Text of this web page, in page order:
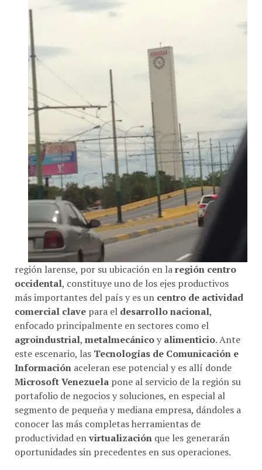
región larense, por su ubicación en laregión centro
occidental, constituye uno de los ejes productivos
más importantes del país y es un centro de actividad
comercial clave para el desarrollo nacional,
enfocado principalmente en sectores como el
agroindustrial, metalmecánicoy alimenticio. Ante
este escenario, las Tecnologías de Comunicación e
Información aceleran ese potencial y es allí donde
Microsoft Venezuela pone al servicio de la región su
portafolio de negocios y soluciones, en especial al
segmento de pequeña y mediana empresa, dándoles a
conocer las más completas herramientas de
productividad envirtualización que les generarán
oportunidades sin precedentes en sus operaciones.